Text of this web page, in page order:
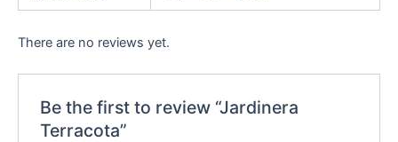
There are no reviews yet.
Be the first to review “Jardinera
Terracota”